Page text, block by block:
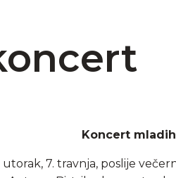
Koncert
utorak, 7. travnja, poslije